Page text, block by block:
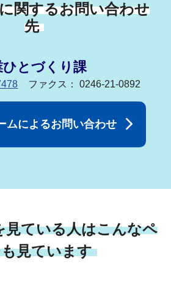
関するお問い合わせ
先
ひとづくり課
ファクス： 0246-21-0892
ムによるお問い合わせ
見ている人はこんなペ
見ています